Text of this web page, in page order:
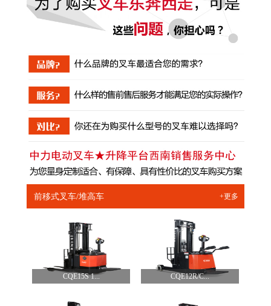
前移式叉车/堆高车 +更多
CQE15S 1... CQE12R/C...